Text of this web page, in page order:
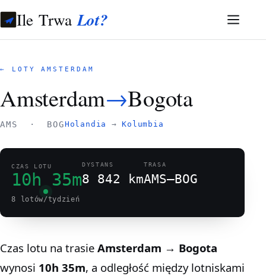
Ile TrwaLot?
← LOTY AMSTERDAM
Amsterdam→Bogota
AMS · BOGHolandia →Kolumbia
CZAS LOTU
10h 35m
DYSTANS
8 842 km
TRASA
AMS–BOG
8 lotów/tydzień
Czas lotu na trasie Amsterdam → Bogota
wynosi 10h 35m, a odległość między lotniskami